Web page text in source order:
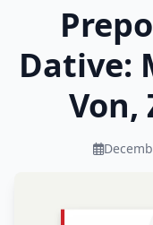
Dative:
Von,